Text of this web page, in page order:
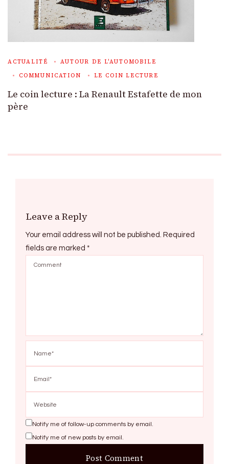
ACTUALITÉ
AUTOUR DE L'AUTOMOBILE
COMMUNICATION
LE COIN LECTURE
Le coin lecture : La Renault Estafette de mon
père
Leave a Reply
Your email address will not be published.
Required
fields are marked *
Notify me of follow-up comments by email.
Notify me of new posts by email.